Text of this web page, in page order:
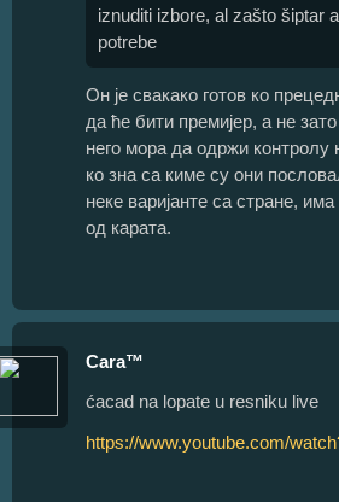
iznuditi izbore, al zašto šiptar
potrebe
Он је свакако готов ко
да ће бити премијер, а не
него мора да одржи контролу
ко зна са киме су они
неке варијанте са стране,
од карата.
Cara™
ćacad na lopate u resniku live
https://www.youtube.com/